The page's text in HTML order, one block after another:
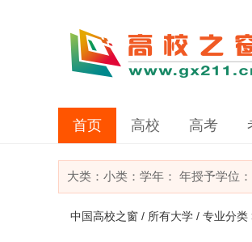
首页 高校 高考
大类： 小类： 学年： 年授予学位：
中国高校之窗 / 所有大学 / 专业分类